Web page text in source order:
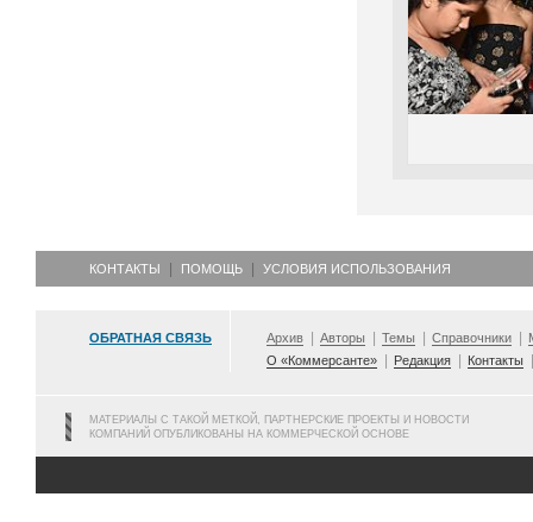
КОНТАКТЫ ПОМОЩЬ УСЛОВИЯ ИСПОЛЬЗОВАНИЯ
ОБРАТНАЯ СВЯЗЬ Архив Авторы Темы Справочники
О «Коммерсанте»
Редакция Контакты
МАТЕРИАЛЫ С ТАКОЙ МЕТКОЙ, ПАРТНЕРСКИЕ ПРОЕКТЫ И НОВОСТИ
КОМПАНИЙ ОПУБЛИКОВАНЫ НА КОММЕРЧЕСКОЙ ОСНОВЕ